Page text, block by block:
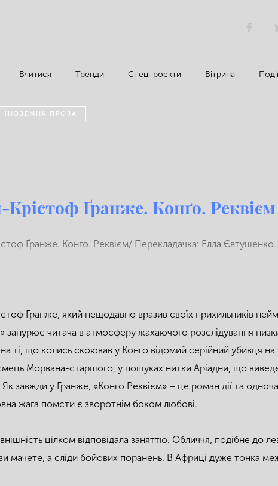
Вчитися Тренди Спецпроекти Вітрина Події
ІНОЗЕМНА ПРОЗА
Ґранже. Конґо. Реквієм
Ґранже. Конґо. Реквієм/ Перекладачка: Елла
Гранже, який нещодавно вразив своїх прихильників
занурює читача в атмосферу жахаючого розслідування
ті, що колись скоював у Конго відомий серійний убивця
Морвана-старшого, у пошуках нитки Аріадни, що виведе
Як завжди у Гранже, «Конґо Реквієм» – це роман дії та
жага помсти є зворотнім боком любові.
цілком відповідала заняттю. Обличчя, подібне до
мачете, а сліди бойових поранень. В Африці дуже тонка